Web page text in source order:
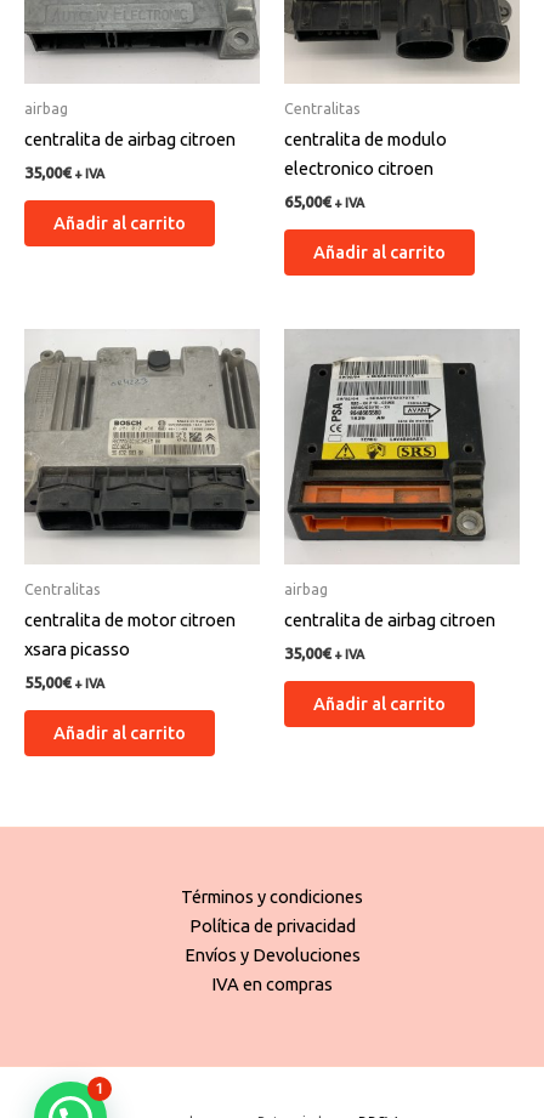
airbag
centralita de airbag citroen
35,00€ + IVA
Añadir al carrito
Centralitas
centralita de modulo
electronico citroen
65,00€ + IVA
Añadir al carrito
Centralitas
centralita de motor citroen
xsara picasso
55,00€ + IVA
Añadir al carrito
airbag
centralita de airbag citroen
35,00€ + IVA
Añadir al carrito
Términos y condiciones
Política de privacidad
Envíos y Devoluciones
IVA en compras
1